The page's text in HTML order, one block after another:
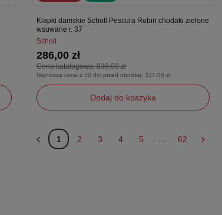
Klapki damskie Scholl Pescura Robin chodaki zielone
wsuwane r. 37
Scholl
Cena katalogowa:839,00 zł
286,00 zł
Najniższa cena z 30 dni przed obniżką: 337,00 zł
Dodaj do koszyka
37 1 2 3 4 5 62